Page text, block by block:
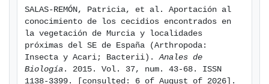
SALAS-REMÓN, Patricia, et al. Aportación al
conocimiento de los cecidios encontrados en
la vegetación de Murcia y localidades
próximas del SE de España (Arthropoda:
Insecta y Acari; Bacterii). Anales de
Biología . 2015. Vol. 37, num. 43-68. ISSN
1138-3399. [consulted: 6 of August of 2026].